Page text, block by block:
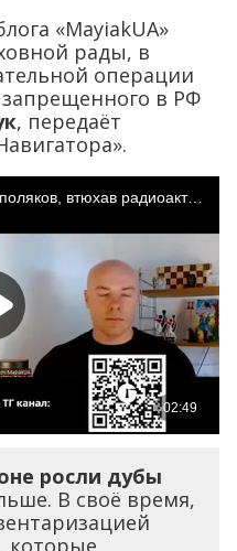
«MayiakUA»
рады, в
операции
в РФ
, передаёт
росли дубы
В своё время,
которые